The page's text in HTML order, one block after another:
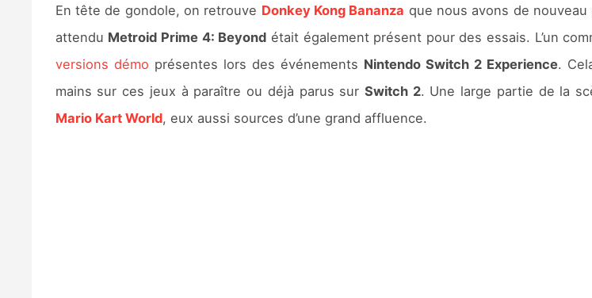
En tête de gondole, on retrouve Donkey Kong Bananza que nous avons de
attendu Metroid Prime 4: Beyond était également présent pour des essais. L’un
versions démo présentes lors des événements Nintendo Switch 2 Experience.
mains sur ces jeux à paraître ou déjà parus sur Switch 2. Une large partie de la
Mario Kart World, eux aussi sources d’une grand affluence.